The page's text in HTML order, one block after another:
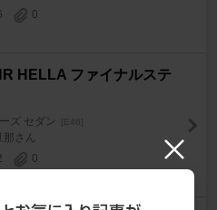
0
HELLA ファイナルステ
ズ セダン [E46]
那さん
0